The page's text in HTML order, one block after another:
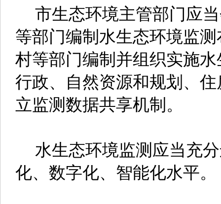
市生态环境主管部门应
等部门编制水生态环境监
村等部门编制并组织实施
行政、自然资源和规划、
立监测数据共享机制。
水生态环境监测应当充
化、数字化、智能化水平。